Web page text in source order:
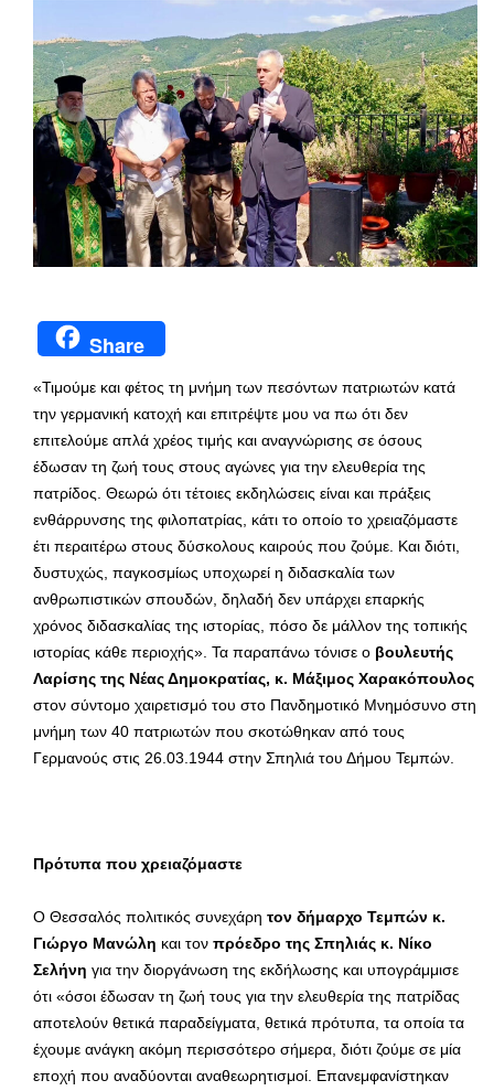
Share
«Τιμούμε και φέτος τη μνήμη των πεσόντων πατριωτών κατά
την γερμανική κατοχή και επιτρέψτε μου να πω ότι δεν
επιτελούμε απλά χρέος τιμής και αναγνώρισης σε όσους
έδωσαν τη ζωή τους στους αγώνες για την ελευθερία της
πατρίδος. Θεωρώ ότι τέτοιες εκδηλώσεις είναι και πράξεις
ενθάρρυνσης της φιλοπατρίας, κάτι το οποίο το χρειαζόμαστε
έτι περαιτέρω στους δύσκολους καιρούς που ζούμε. Και διότι,
δυστυχώς, παγκοσμίως υποχωρεί η διδασκαλία των
ανθρωπιστικών σπουδών, δηλαδή δεν υπάρχει επαρκής
χρόνος διδασκαλίας της ιστορίας, πόσο δε μάλλον της τοπικής
ιστορίας κάθε περιοχής». Τα παραπάνω τόνισε ο βουλευτής
Λαρίσης της Νέας Δημοκρατίας, κ. Μάξιμος Χαρακόπουλος
στον σύντομο χαιρετισμό του στο Πανδημοτικό Μνημόσυνο στη
μνήμη των 40 πατριωτών που σκοτώθηκαν από τους
Γερμανούς στις 26.03.1944 στην Σπηλιά του Δήμου Τεμπών.
Πρότυπα που χρειαζόμαστε
Ο Θεσσαλός πολιτικός συνεχάρη τον δήμαρχο Τεμπών κ.
Γιώργο Μανώλη και τον πρόεδρο της Σπηλιάς κ. Νίκο
Σελήνη για την διοργάνωση της εκδήλωσης και υπογράμμισε
ότι «όσοι έδωσαν τη ζωή τους για την ελευθερία της πατρίδας
αποτελούν θετικά παραδείγματα, θετικά πρότυπα, τα οποία τα
έχουμε ανάγκη ακόμη περισσότερο σήμερα, διότι ζούμε σε μία
εποχή που αναδύονται αναθεωρητισμοί. Επανεμφανίστηκαν